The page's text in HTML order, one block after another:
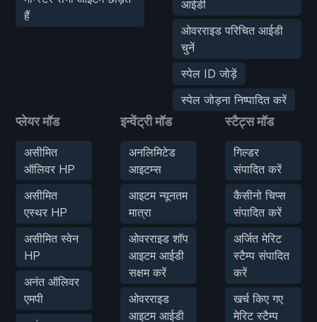
हैं
आईडी
ओवरराइड परिचित आईडी
चुनें
स्पेल ID जोड़ें
स्पेल जोड़ना निष्पादित करें
प्लेयर मॉड
असीमित
ऑलिवर HP
असीमित
एस्थर HP
असीमित स्वेन
HP
अनंत ऑलिवर
एमपी
इन्वेंट्री मॉड
अनलिमिटेड
आइटम्स
आइटम न्यूनतम
मात्रा
ओवरराइड शॉप
आइटम आईडी
सक्षम करें
ओवरराइड
आइटम आईडी
स्टैट्स मॉड
गिल्डर
संपादित करें
कैसीनो चिप्स
संपादित करें
अर्जित मेरिट
स्टैम्प संपादित
करें
खर्च किए गए
मेरिट स्टैम्प